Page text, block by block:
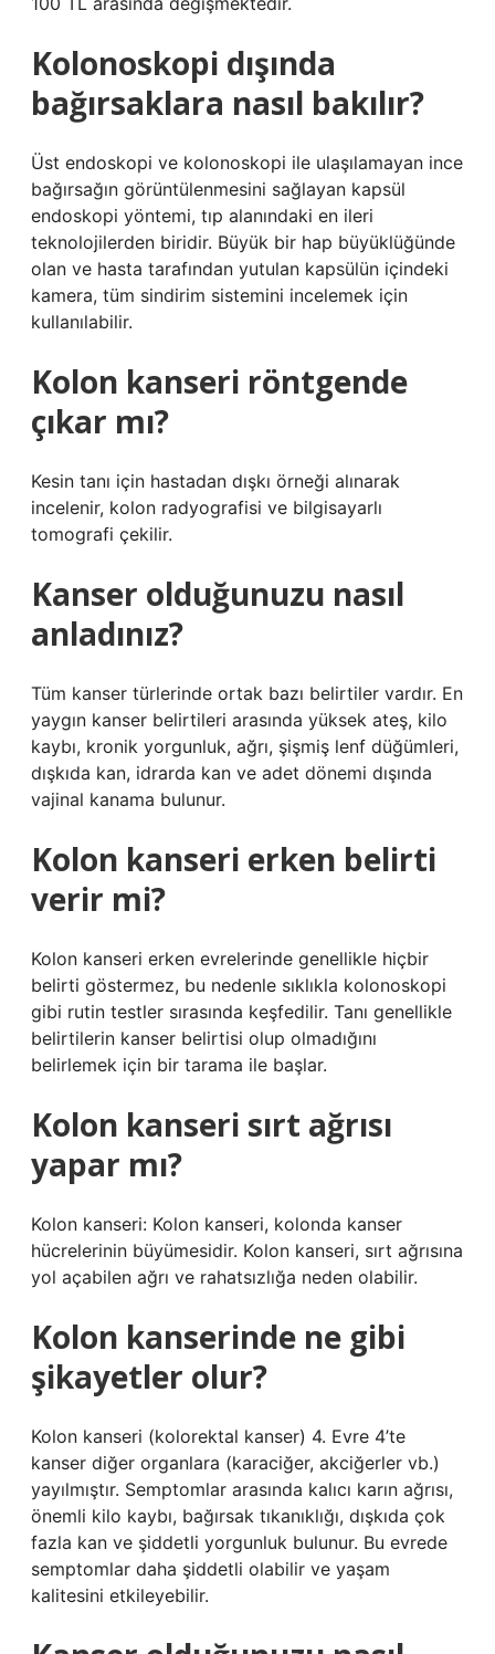
Kolonoskopi dışında
bağırsaklara nasıl bakılır?
Üst endoskopi ve kolonoskopi ile ulaşılamayan ince
bağırsağın görüntülenmesini sağlayan kapsül
endoskopi yöntemi, tıp alanındaki en ileri
teknolojilerden biridir. Büyük bir hap büyüklüğünde
olan ve hasta tarafından yutulan kapsülün içindeki
kamera, tüm sindirim sistemini incelemek için
kullanılabilir.
Kolon kanseri röntgende
çıkar mı?
Kesin tanı için hastadan dışkı örneği alınarak
incelenir, kolon radyografisi ve bilgisayarlı
tomografi çekilir.
Kanser olduğunuzu nasıl
anladınız?
Tüm kanser türlerinde ortak bazı belirtiler vardır. En
yaygın kanser belirtileri arasında yüksek ateş, kilo
kaybı, kronik yorgunluk, ağrı, şişmiş lenf düğümleri,
dışkıda kan, idrarda kan ve adet dönemi dışında
vajinal kanama bulunur.
Kolon kanseri erken belirti
verir mi?
Kolon kanseri erken evrelerinde genellikle hiçbir
belirti göstermez, bu nedenle sıklıkla kolonoskopi
gibi rutin testler sırasında keşfedilir. Tanı genellikle
belirtilerin kanser belirtisi olup olmadığını
belirlemek için bir tarama ile başlar.
Kolon kanseri sırt ağrısı
yapar mı?
Kolon kanseri: Kolon kanseri, kolonda kanser
hücrelerinin büyümesidir. Kolon kanseri, sırt ağrısına
yol açabilen ağrı ve rahatsızlığa neden olabilir.
Kolon kanserinde ne gibi
şikayetler olur?
Kolon kanseri (kolorektal kanser) 4. Evre 4’te
kanser diğer organlara (karaciğer, akciğerler vb.)
yayılmıştır. Semptomlar arasında kalıcı karın ağrısı,
önemli kilo kaybı, bağırsak tıkanıklığı, dışkıda çok
fazla kan ve şiddetli yorgunluk bulunur. Bu evrede
semptomlar daha şiddetli olabilir ve yaşam
kalitesini etkileyebilir.